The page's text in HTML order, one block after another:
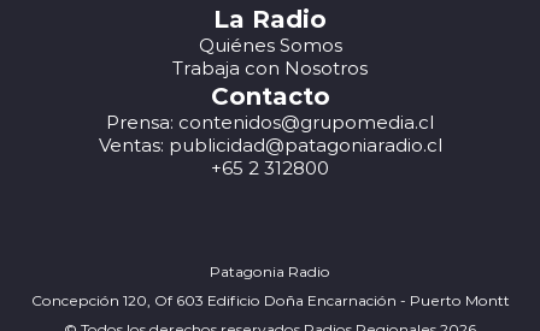
La Radio
Quiénes Somos
Trabaja con Nosotros
Contacto
Prensa: contenidos@grupomedia.cl
Ventas: publicidad@patagoniaradio.cl
+65 2 312800
Patagonia Radio
Concepción 120, Of 603 Edificio Doña Encarnación - Puerto Montt